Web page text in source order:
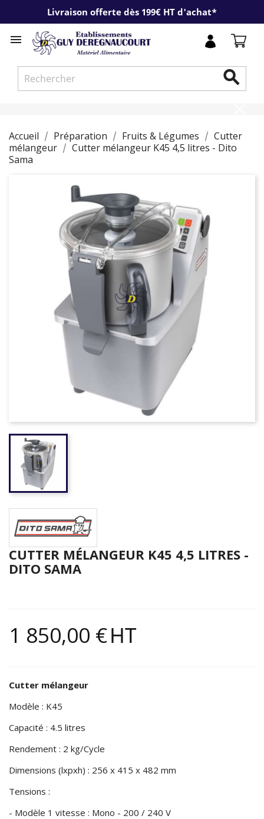
Livraison offerte dès 199€ HT d'achat*


Accueil Préparation Fruits & Légumes
Cutter
mélangeur
Cutter mélangeur K45 4,5 litres - Dito
Sama
CUTTER MÉLANGEUR K45 4,5 LITRES -
DITO SAMA
1 850,00 €HT
Cutter mélangeur
Modèle : K45
Capacité : 4.5 litres
Rendement : 2 kg/Cycle
Dimensions (lxpxh) : 256 x 415 x 482 mm
Tensions :
- Modèle 1 vitesse : Mono - 200 / 240 V